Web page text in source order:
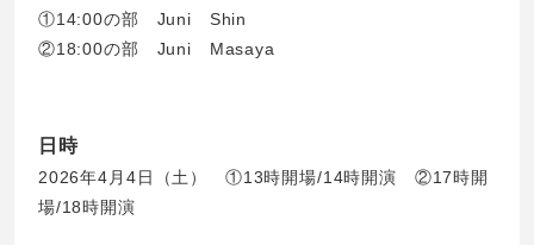
①14:00の部 Juni Shin
②18:00の部 Juni Masaya
日時
2026年4月4日（土） ①13時開場/14時開演 ②17時開
場/18時開演